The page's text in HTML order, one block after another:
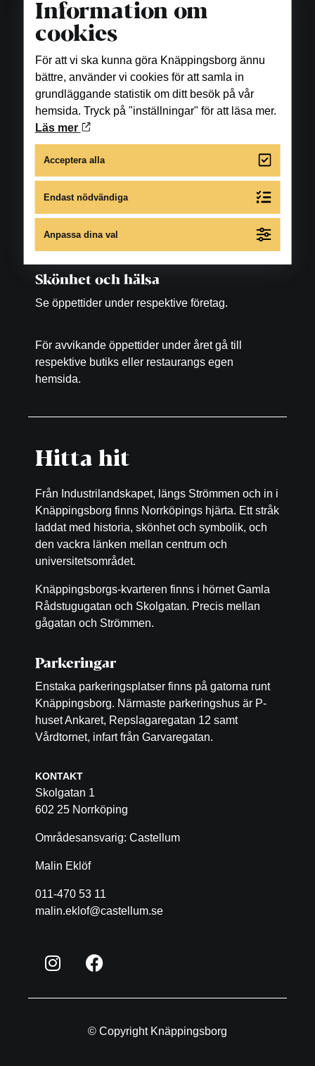
Öppettider
Butiker
Måndag-fredag: 10.00-18.00
Lördag: 10.00-16.00
Matställen
samt fikaställe.
Skönhet och hälsa
Se öppettider under respektive företag.
För avvikande öppettider under året gå till
respektive butiks eller restaurangs egen
hemsida.
Hitta hit
Från Industrilandskapet, längs Strömmen och in i
Knäppingsborg finns Norrköpings hjärta. Ett stråk
laddat med historia, skönhet och symbolik, och
den vackra länken mellan centrum och
universitetsområdet.
Knäppingsborgs-kvarteren finns i hörnet Gamla
Rådstugugatan och Skolgatan. Precis mellan
gågatan och Strömmen.
Parkeringar
Enstaka parkeringsplatser finns på gatorna runt
Knäppingsborg. Närmaste parkeringshus är P-
huset Ankaret, Repslagaregatan 12 samt
Vårdtornet, infart från Garvaregatan.
KONTAKT
Skolgatan 1
602 25 Norrköping
Områdesansvarig: Castellum
Malin Eklöf
011-470 53 11
malin.eklof@castellum.se
© Copyright Knäppingsborg
Information om
cookies
För att vi ska kunna göra Knäppingsborg ännu
bättre, använder vi cookies för att samla in
grundläggande statistik om ditt besök på vår
hemsida. Tryck på "inställningar" för att läsa mer.
Läs mer
Acceptera alla
Endast nödvändiga
Anpassa dina val